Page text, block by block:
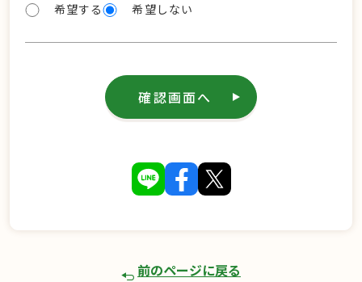
希望する 希望しない
確認画面へ
前のページに戻る